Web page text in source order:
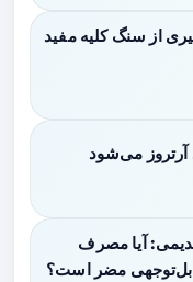
از سنگ کلیه مفید
آرتروز می‌شود
آیا مصرف
مضر است؟